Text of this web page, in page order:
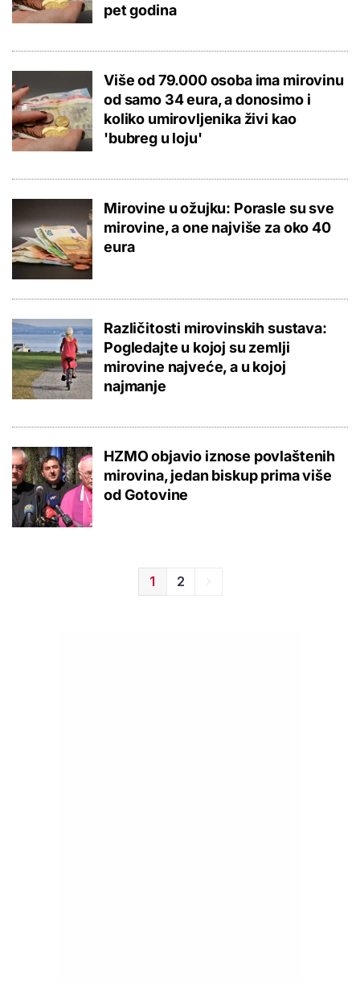
pet godina
Više od 79.000 osoba ima mirovinu
od samo 34 eura, a donosimo i
koliko umirovljenika živi kao
'bubreg u loju'
Mirovine u ožujku: Porasle su sve
mirovine, a one najviše za oko 40
eura
Različitosti mirovinskih sustava:
Pogledajte u kojoj su zemlji
mirovine najveće, a u kojoj
najmanje
HZMO objavio iznose povlaštenih
mirovina, jedan biskup prima više
od Gotovine
1 2